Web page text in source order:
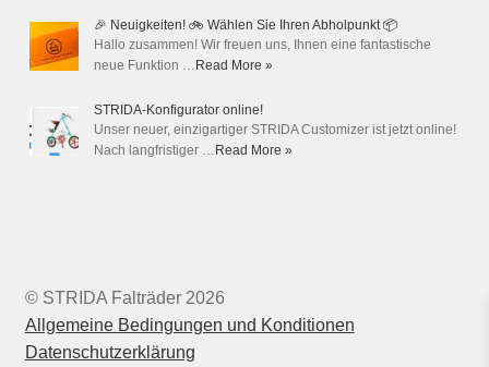
🎉 Neuigkeiten! 🚲 Wählen Sie Ihren Abholpunkt 📦
Hallo zusammen! Wir freuen uns, Ihnen eine fantastische
neue Funktion … Read More »
STRIDA-Konfigurator online!
Unser neuer, einzigartiger STRIDA Customizer ist jetzt online!
Nach langfristiger … Read More »
© STRIDA Falträder 2026
Allgemeine Bedingungen und Konditionen
Datenschutzerklärung